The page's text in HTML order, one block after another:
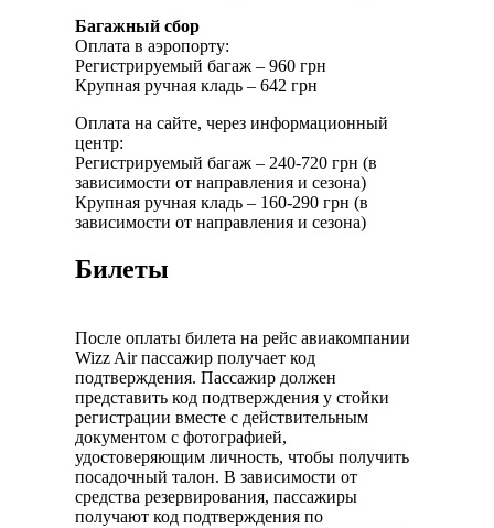
Багажный сбор
Оплата в аэропорту:
Регистрируемый багаж – 960 грн
Крупная ручная кладь – 642 грн
Оплата на сайте, через информационный
центр:
Регистрируемый багаж – 240-720 грн (в
зависимости от направления и сезона)
Крупная ручная кладь – 160-290 грн (в
зависимости от направления и сезона)
Билеты
После оплаты билета на рейс авиакомпании
Wizz Air пассажир получает код
подтверждения. Пассажир должен
представить код подтверждения у стойки
регистрации вместе с действительным
документом с фотографией,
удостоверяющим личность, чтобы получить
посадочный талон. В зависимости от
средства резервирования, пассажиры
получают код подтверждения по